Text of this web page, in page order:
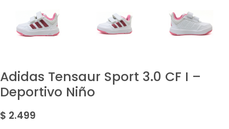
Adidas Tensaur Sport 3.0 CF I –
Deportivo Niño
$ 2.499